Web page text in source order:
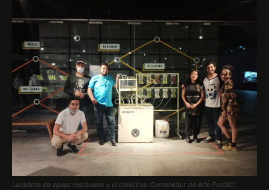
Lavadora de aguas residuales y el colectivo Contenedor de Arte Portátil.